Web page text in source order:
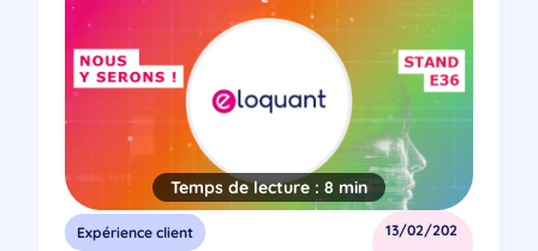
Temps de lecture : 8 min
Expérience client 13/02/202